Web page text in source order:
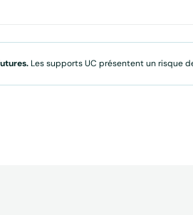
Les supports UC présentent un risque